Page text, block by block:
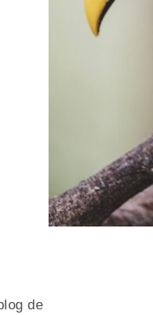
de